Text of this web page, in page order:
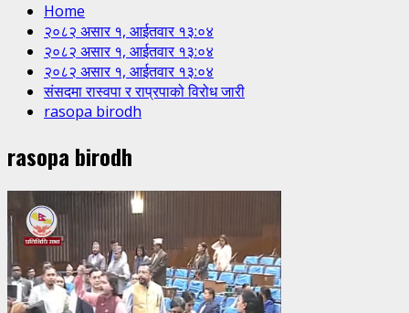
Home
२०८२ असार १, आईतवार १३:०४
२०८२ असार १, आईतवार १३:०४
२०८२ असार १, आईतवार १३:०४
संसदमा रास्वपा र राप्रपाको विरोध जारी
rasopa birodh
rasopa birodh